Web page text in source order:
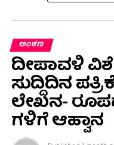
ಅಂಕಣ
ದೀಪಾವಳಿ
ಸುದ್ದಿದಿನ
ಲೇಖನ-
ಗಳಿಗೆ ಆಹ್ವಾನ